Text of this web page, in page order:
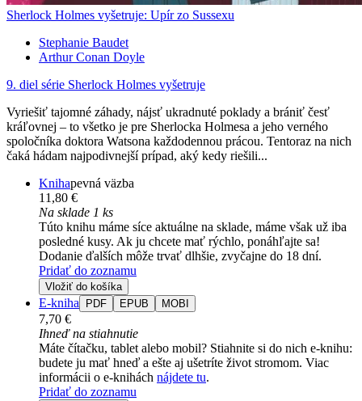
Sherlock Holmes vyšetruje: Upír zo Sussexu
Stephanie Baudet
Arthur Conan Doyle
9. diel série Sherlock Holmes vyšetruje
Vyriešiť tajomné záhady, nájsť ukradnuté poklady a brániť česť
kráľovnej – to všetko je pre Sherlocka Holmesa a jeho verného
spoločníka doktora Watsona každodennou prácou. Tentoraz na nich
čaká hádam najpodivnejší prípad, aký kedy riešili...
Knihapevná väzba
11,80 €
Na sklade 1 ks
Túto knihu máme síce aktuálne na sklade, máme však už iba
posledné kusy. Ak ju chcete mať rýchlo, ponáhľajte sa!
Dodanie ďalších môže trvať dlhšie, zvyčajne do 18 dní.
Pridať do zoznamu
Vložiť do košíka
E-kniha PDF EPUB MOBI
7,70 €
Ihneď na stiahnutie
Máte čítačku, tablet alebo mobil? Stiahnite si do nich e-knihu:
budete ju mať hneď a ešte aj ušetríte život stromom. Viac
informácii o e-knihách nájdete tu.
Pridať do zoznamu